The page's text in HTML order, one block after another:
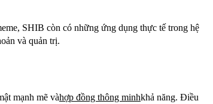
SHIB còn có những ứng dụng thực tế trong hệ
và quản trị.
mạnh mẽ vàhợp đồng thông minhkhả năng. Điều